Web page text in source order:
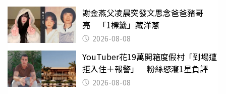
謝金燕父凌晨突發文思念爸爸豬哥
亮 「1標籤」藏洋蔥
2026-08-08
YouTuber花19萬開箱度假村「到場遭
拒入住＋報警」 粉絲怒灌1星負評
2026-08-08